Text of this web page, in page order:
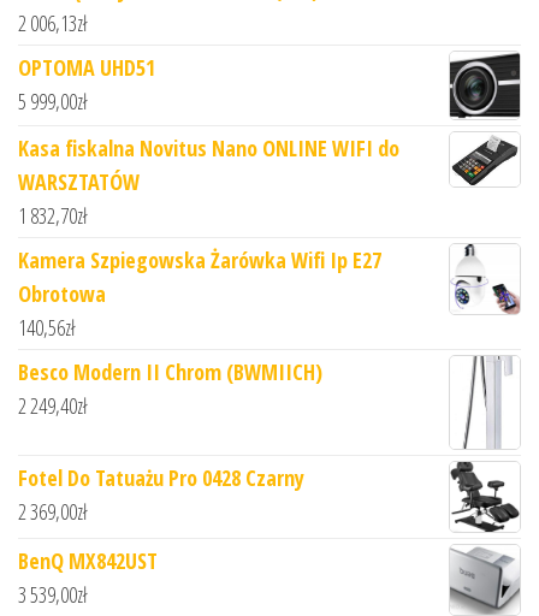
2 006,13zł
OPTOMA UHD51
5 999,00zł
Kasa fiskalna Novitus Nano ONLINE WIFI do
WARSZTATÓW
1 832,70zł
Kamera Szpiegowska Żarówka Wifi Ip E27
Obrotowa
140,56zł
Besco Modern II Chrom (BWMIICH)
2 249,40zł
Fotel Do Tatuażu Pro 0428 Czarny
2 369,00zł
BenQ MX842UST
3 539,00zł